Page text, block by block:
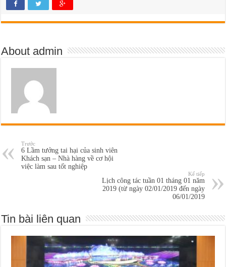
About admin
Trước
6 Lầm tưởng tai hại của sinh viên
Khách sạn – Nhà hàng về cơ hội
việc làm sau tốt nghiệp
Kế tiếp
Lịch công tác tuần 01 tháng 01 năm
2019 (từ ngày 02/01/2019 đến ngày
06/01/2019
Tin bài liên quan